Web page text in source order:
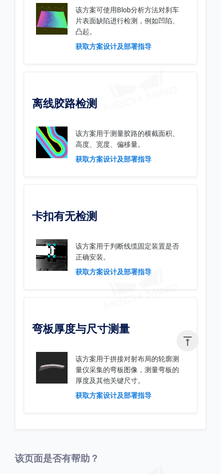

该方案可使用Blob分析方法对刹车
片表面缺陷进行检测，例如凹陷、
凸起。
获取方案设计及部署指导
离线胶路检测
该方案用于测量胶路的横截面积、
高度、宽度、偏移量。
获取方案设计及部署指导
卡扣有无检测
该方案用于判断线缆固定装置是否
正确安装。
获取方案设计及部署指导
弯板厚度与尺寸测量
该方案用于拼接对射布局的轮廓测
量仪采集的弯板图像，测量弯板的
厚度及其他关键尺寸。
获取方案设计及部署指导
该页面是否有帮助？